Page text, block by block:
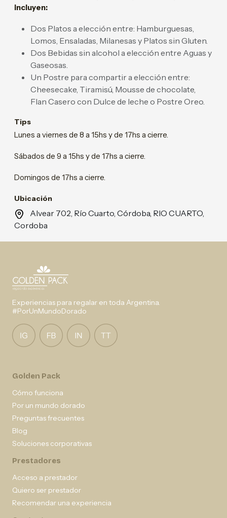
incluyen:
Dos Platos a elección entre: Hamburguesas,
Lomos, Ensaladas, Milanesas y Platos sin Gluten.
Dos Bebidas sin alcohol a elección entre Aguas y
Gaseosas.
Un Postre para compartir a elección entre:
Cheesecake, Tiramisú, Mousse de chocolate,
Flan Casero con Dulce de leche o Postre Oreo.
Tips
Lunes a viernes de 8 a 15hs y de 17hs a cierre.
Sábados de 9 a 15hs y de 17hs a cierre.
Domingos de 17hs a cierre.
Ubicación
Alvear 702, Río Cuarto, Córdoba, RIO CUARTO,
Cordoba
Experiencias para regalar en toda Argentina.
#PorUnMundoDorado
Golden Pack
Cómo funciona
Por un mundo dorado
Preguntas frecuentes
Blog
Soluciones corporativas
Prestadores
Acceso a prestador
Quiero ser prestador
Recomendar una experiencia